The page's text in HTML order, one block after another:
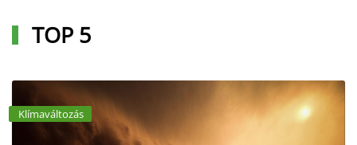
TOP 5
Klímaváltozás